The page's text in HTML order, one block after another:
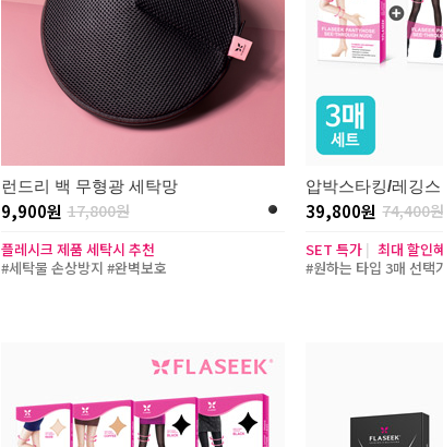
런드리 백 무형광 세탁망
9,900원 17,800원
플레시크 제품 세탁시 추천
#세탁물 손상방지 #완벽보호
압박스타킹/레깅
39,800원 74,400
SET 특가 | 최대 할인
#원하는 타입 3매 선택